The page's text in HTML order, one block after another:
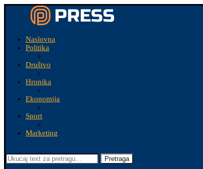
Naslovna
Politika
Društvo
Hronika
Ekonomija
Sport
Marketing
Pretraga